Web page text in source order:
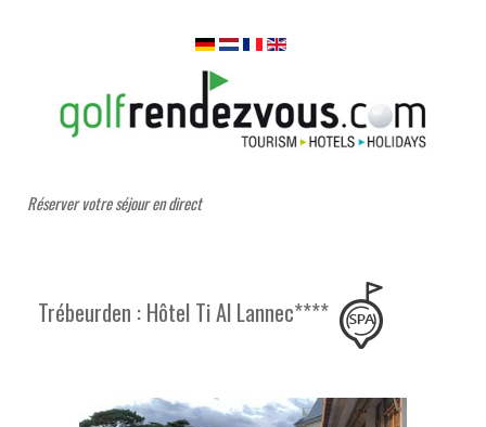
Réserver votre séjour en direct
Trébeurden : Hôtel Ti Al Lannec****